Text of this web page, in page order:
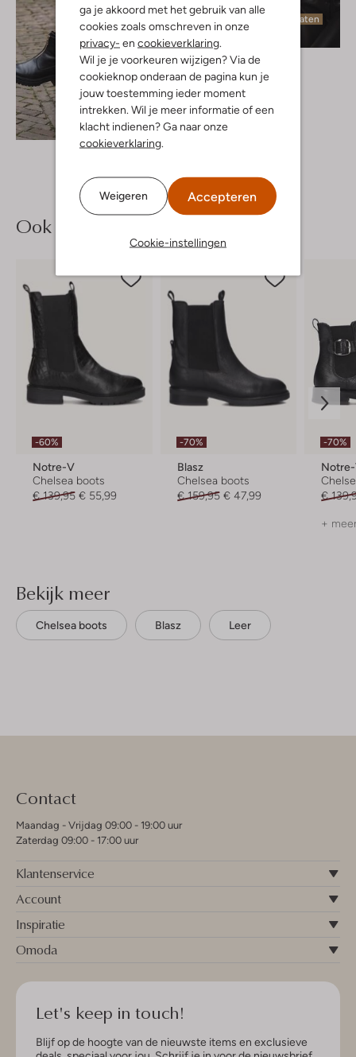
ga je akkoord met het gebruik van alle
cookies zoals omschreven in onze
privacy- en cookieverklaring
Wil je je voorkeuren wijzigen? Via de
cookieknop onderaan de pagina kun je
jouw toestemming ieder moment
intrekken. Wil je meer informatie of een
klacht indienen? Ga naar onze
cookieverklaring
Weigeren Accepteren
Cookie-instellingen
Ontdek de look
Laatste maten
Object
Trui
Ook iets voor jou?
-60%
Notre-V
Chelsea boots
€ 139,95 € 55,99
-70%
Blasz
Chelsea boots
€ 159,95 € 47,99
-70%
€
+
Bekijk meer
Chelsea boots Blasz Leer
Contact
Maandag - Vrijdag 09:00 - 19:00 uur
Zaterdag 09:00 - 17:00 uur
Klantenservice
Account
Inspiratie
Omoda
Let's keep in touch!
Blijf op de hoogte van de nieuwste items en exclusieve